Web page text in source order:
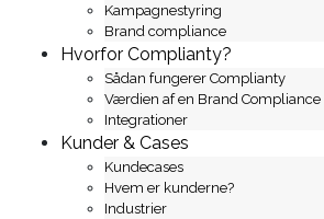
Kampagnestyring
Brand compliance
Hvorfor Complianty?
Sådan fungerer Complianty
Værdien af en Brand Compliance
Integrationer
Kunder & Cases
Kundecases
Hvem er kunderne?
Industrier
Ahlsell – Punch-
mellem kundernes
indkøbssystemer og
ordreflow